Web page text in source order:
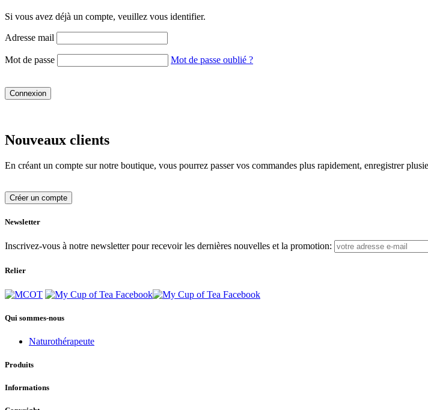
Si vous avez déjà un compte, veuillez vous identifier.
Adresse mail
Mot de passe Mot de passe oublié ?
Connexion
Nouveaux clients
En créant un compte sur notre boutique, vous pourrez passer vos commandes plus rapidement, enregistrer
Créer un compte
Newsletter
Inscrivez-vous à notre newsletter pour recevoir les dernières nouvelles et la promotion:
Relier
Qui sommes-nous
Naturothérapeute
Produits
Informations